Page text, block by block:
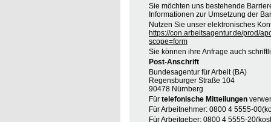
Sie möchten uns bestehende
Informationen zur Umsetzung der
Nutzen Sie unser elektronisches
https://con.arbeitsagentur.de/prod/
scope=form
Sie können ihre Anfrage auch
Post-Anschrift
Bundesagentur für Arbeit (BA)
Regensburger Straße 104
90478 Nürnberg
Für telefonische Mitteilungen
Für Arbeitnehmer: 0800 4 5555-
Für Arbeitgeber: 0800 4 5555-